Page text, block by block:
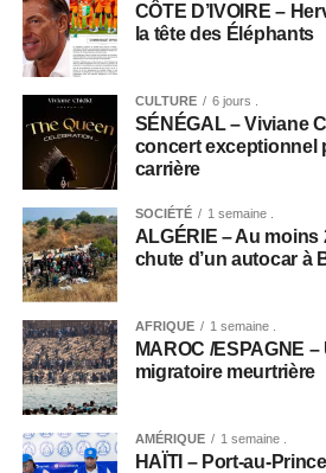
CÔTE D’IVOIRE –
la tête des Éléphants
CULTURE 6 jours .
SÉNÉGAL – Viviane
concert exceptionnel
carrière
SOCIÉTÉ 1 semaine .
ALGÉRIE – Au moins
chute d’un autocar à
AFRIQUE 1 semaine .
MAROC /ESPAGNE
migratoire meurtrière
AMÉRIQUE 1 semaine .
HAÏTI – Port-au-